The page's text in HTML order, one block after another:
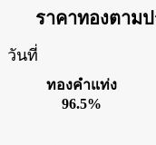
ราคาทองตาม
วันที่
ทองคำแท่ง
96.5%